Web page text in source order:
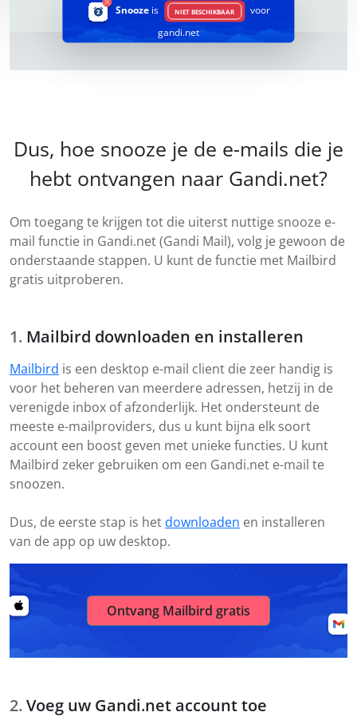
Snooze is NIET BESCHIKBAAR
voor
gandi.net
Dus, hoe snooze je de e-mails die je
hebt ontvangen naar Gandi.net?
Om toegang te krijgen tot die uiterst nuttige snooze e-
mail functie in Gandi.net (Gandi Mail), volg je gewoon de
onderstaande stappen. U kunt de functie met Mailbird
gratis uitproberen.
Mailbird downloaden en installeren
Mailbird is een desktop e-mail client die zeer handig is
voor het beheren van meerdere adressen, hetzij in de
verenigde inbox of afzonderlijk. Het ondersteunt de
meeste e-mailproviders, dus u kunt bijna elk soort
account een boost geven met unieke functies. U kunt
Mailbird zeker gebruiken om een Gandi.net e-mail te
snoozen.
Dus, de eerste stap is het downloaden en installeren
van de app op uw desktop.
Ontvang Mailbird gratis
Voeg uw Gandi.net account toe